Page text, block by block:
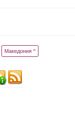
Македония ^